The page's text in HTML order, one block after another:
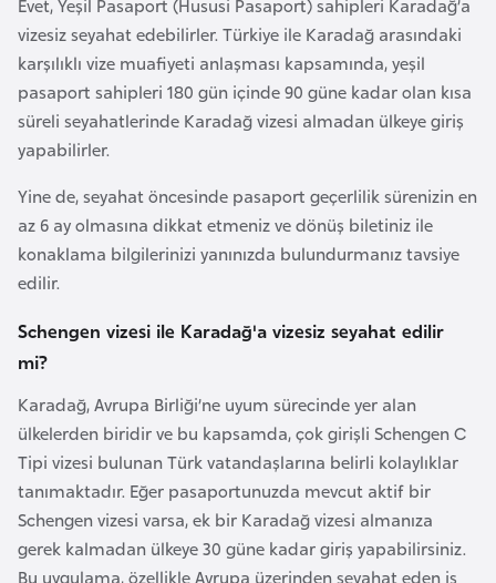
Evet, Yeşil Pasaport (Hususi Pasaport) sahipleri Karadağ’a
vizesiz seyahat edebilirler. Türkiye ile Karadağ arasındaki
karşılıklı vize muafiyeti anlaşması kapsamında, yeşil
pasaport sahipleri 180 gün içinde 90 güne kadar olan kısa
süreli seyahatlerinde Karadağ vizesi almadan ülkeye giriş
yapabilirler.
Yine de, seyahat öncesinde pasaport geçerlilik sürenizin en
az 6 ay olmasına dikkat etmeniz ve dönüş biletiniz ile
konaklama bilgilerinizi yanınızda bulundurmanız tavsiye
edilir.
Schengen vizesi ile Karadağ'a vizesiz seyahat edilir
mi?
Karadağ, Avrupa Birliği’ne uyum sürecinde yer alan
ülkelerden biridir ve bu kapsamda, çok girişli Schengen C
Tipi vizesi bulunan Türk vatandaşlarına belirli kolaylıklar
tanımaktadır. Eğer pasaportunuzda mevcut aktif bir
Schengen vizesi varsa, ek bir Karadağ vizesi almanıza
gerek kalmadan ülkeye 30 güne kadar giriş yapabilirsiniz.
Bu uygulama, özellikle Avrupa üzerinden seyahat eden iş
n
a
n
e
B
i
s
a
u
G
i
n
e